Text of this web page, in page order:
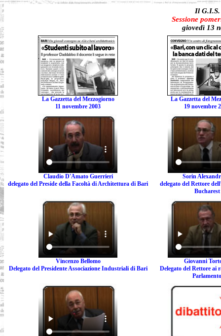
Il
Sessione
giovedì 13
La Gazzetta del Mezzogiorno
11 novembre 2003
La Gazzetta del
19 novembre
Claudio D'Amato Guerrieri
delegato del Preside della Facoltà di Architettura di Bari
Sorin
delegato del Rettore
Bucharest
Vincenzo Bellomo
Delegato del Presidente Associazione Industriali di Bari
Giovanni
Delegato del Rettore ai
Parlamento